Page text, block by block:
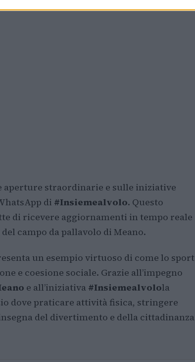
straordinarie e sulle iniziative
di #Insiemealvolo. Questo
di ricevere aggiornamenti in tempo reale
campo da pallavolo di Meano.
un esempio virtuoso di come lo sport
e coesione sociale. Grazie all’impegno
e all’iniziativa #Insiemealvolola
dove praticare attività fisica, stringere
del divertimento e della cittadinanza